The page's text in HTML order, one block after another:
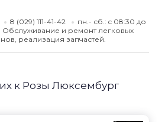
8 (029) 111-41-42
пн.- сб.: c 08:30 до
Обслуживание и ремонт легковых
реализация запчастей.
к Розы Люксембург